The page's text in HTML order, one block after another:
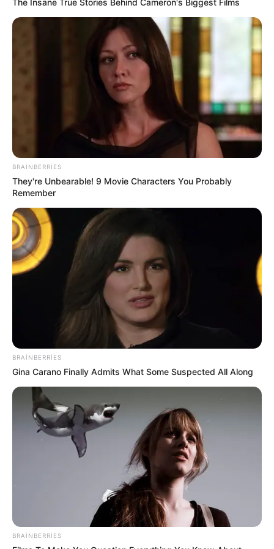
CƏMİYYƏT
AAYDA Suraxanı sakinlərinin
MÜRACİƏTİNİ EŞİTMİR - Uşaqlarımız
yenə palçıq içində məktəbə gedəcək?
14:14 / 06 Avqust 2026
Elman Abdullayev geri çağırıldı -
SƏRƏNCAM
13:57 / 06 Avqust 2026
”Ruben Vardanyan
xeyriyyəçi yox, yeni işğal layihəsinin
icraçısı idi”..
The Insane True Stories Behind Cameron's Biggest Films
BRAINBERRIES
They're Unbearable! 9 Movie Characters You Probably
Remember
BRAINBERRIES
Gina Carano Finally Admits What Some Suspected All Along
BRAINBERRIES